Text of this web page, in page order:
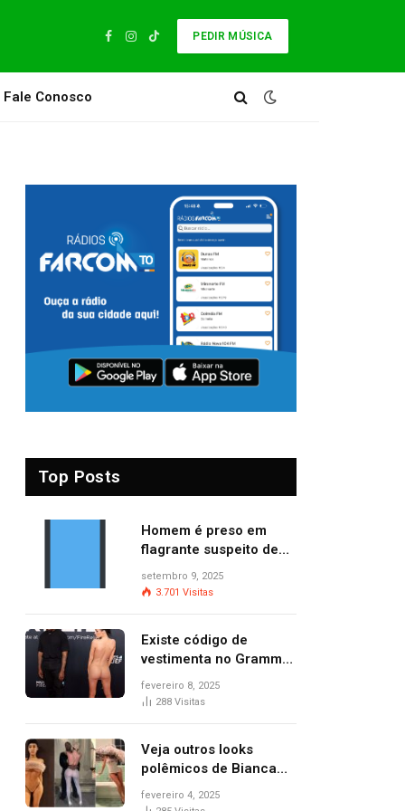
Facebook
Instagram
TikTok
PEDIR MÚSICA
Fale Conosco
Top Posts
Homem é preso em
flagrante suspeito de
provocar dois incêndios
criminosos no mesmo
setembro 9, 2025
3.701 Visitas
Existe código de
vestimenta no Grammy?
Questionamento surgiu
após Bianca Censori,
premiação
fevereiro 8, 2025
288 Visitas
Veja outros looks
polêmicos de Bianca
Censori, esposa de
Kanye West que
fevereiro 4, 2025